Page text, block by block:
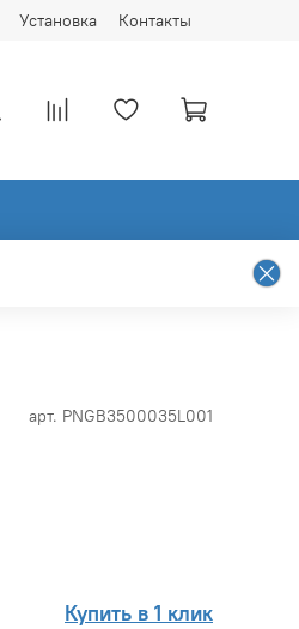
Установка Контакты
арт. PNGB3500035L001
Купить в 1 клик